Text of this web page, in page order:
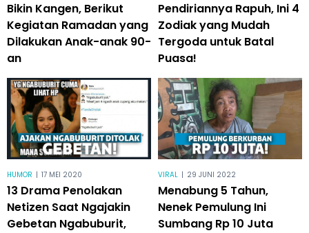
Bikin Kangen, Berikut
Kegiatan Ramadan yang
Dilakukan Anak-anak 90-
an
Pendiriannya Rapuh, Ini 4
Zodiak yang Mudah
Tergoda untuk Batal
Puasa!
HUMOR | 17 MEI 2020
13 Drama Penolakan
Netizen Saat Ngajakin
Gebetan Ngabuburit,
VIRAL | 29 JUNI 2022
Menabung 5 Tahun,
Nenek Pemulung Ini
Sumbang Rp 10 Juta